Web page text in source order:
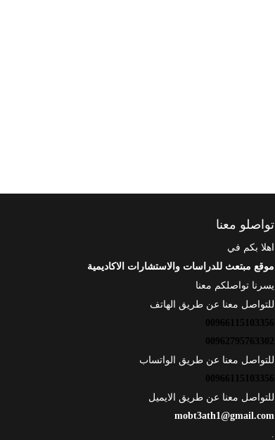
تواصلو معنا
اهلا بكم في
موقع مبتعث للدراسات والاستشارات الاكاديمية
يسرنا تواصلكم معنا
للتواصل معنا عن طريق الهاتف
00966115103356
00962795763302
للتواصل معنا عن طريق الواتساب
00966115103356
للتواصل معنا عن طريق الايميل
mobt3ath1@gmail.com